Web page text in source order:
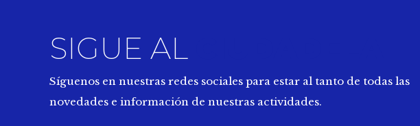
SIGUE AL
Síguenos en nuestras redes sociales para estar al tanto de todas las
novedades e información de nuestras actividades.